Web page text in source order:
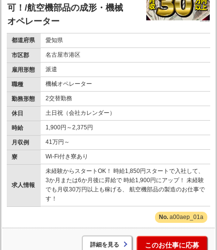
可！/航空機部品の成形・機械
オペレーター
都道府県 愛知県
市区郡 名古屋市港区
雇用形態 派遣
職種 機械オペレーター
勤務形態 2交替勤務
休日 土日祝（会社カレンダー）
時給 1,900円～2,375円
月収例 41万円～
寮 Wi-Fi付き寮あり
求人情報
未経験からスタートOK！ 時給1,850円スタートで入社して、
3か月または6か月後に昇給で 時給1,900円にアップ！ 未経験
でも月収30万円以上も稼げる、 航空機部品の製造のお仕事で
す！
a00aep_01a
詳細を見る このお仕事に応募